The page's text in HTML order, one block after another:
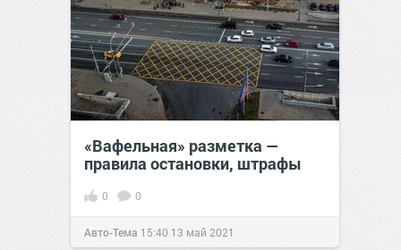
«Вафельная» разметка —
правила остановки, штрафы
0 0
Авто-Тема 15:40 13 май 2021